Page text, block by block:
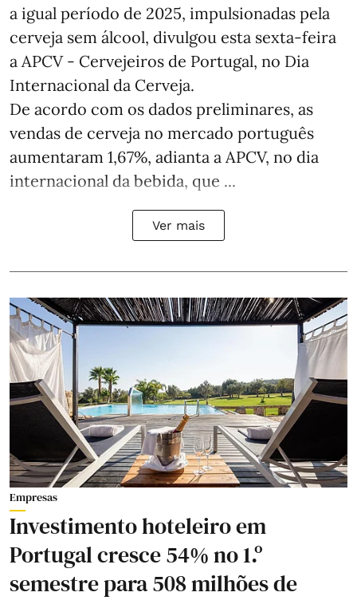
a igual período de 2025, impulsionadas pela
cerveja sem álcool, divulgou esta sexta-feira
a APCV - Cervejeiros de Portugal, no Dia
Internacional da Cerveja.
De acordo com os dados preliminares, as
vendas de cerveja no mercado português
aumentaram 1,67%, adianta a APCV, no dia
internacional da bebida, que ...
Ver mais
Empresas
Investimento hoteleiro em
Portugal cresce 54% no 1.º
semestre para 508 milhões de